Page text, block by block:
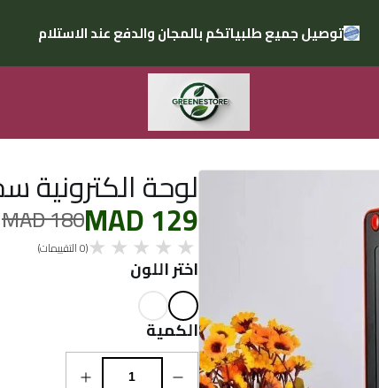
توصيل جميع طلبياتكم بالمجان والدفع عند الاستلام
لوحة الكترونية
MAD 129
MAD 180
(0 التقييمات)
اختر اللون
الكمية